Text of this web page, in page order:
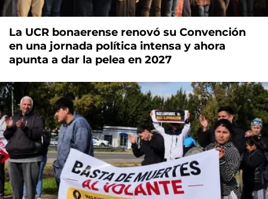
La UCR bonaerense renovó su Convención
en una jornada política intensa y ahora
apunta a dar la pelea en 2027